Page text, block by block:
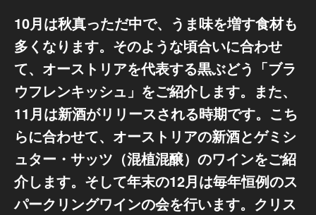
10月は秋真っただ中で、うま味を増す食材も
多くなります。そのような頃合いに合わせ
て、オーストリアを代表する黒ぶどう「ブラ
ウフレンキッシュ」をご紹介します。また、
11月は新酒がリリースされる時期です。こち
らに合わせて、オーストリアの新酒とゲミシ
ュター・サッツ（混植混醸）のワインをご紹
介します。そして年末の12月は毎年恒例のス
パークリングワインの会を行います。クリス